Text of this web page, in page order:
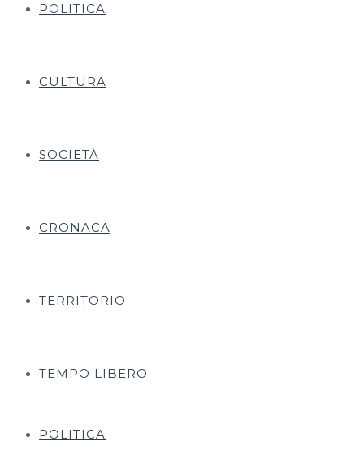
POLITICA
CULTURA
SOCIETÀ
CRONACA
TERRITORIO
TEMPO LIBERO
POLITICA